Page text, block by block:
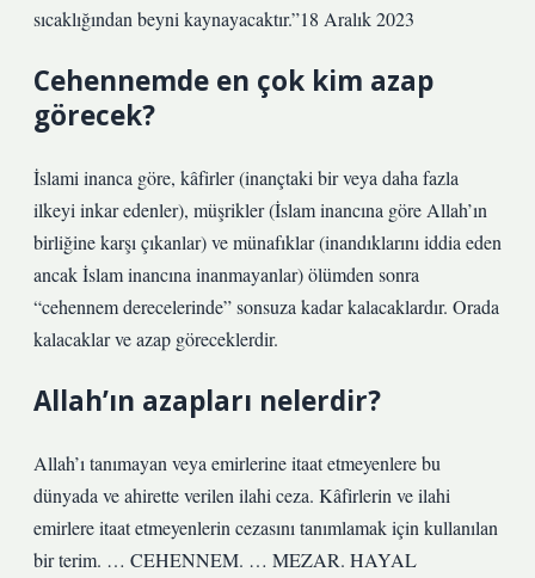
sıcaklığından beyni kaynayacaktır.”18 Aralık 2023
Cehennemde en çok kim azap
görecek?
İslami inanca göre, kâfirler (inançtaki bir veya daha fazla
ilkeyi inkar edenler), müşrikler (İslam inancına göre Allah’ın
birliğine karşı çıkanlar) ve münafıklar (inandıklarını iddia eden
ancak İslam inancına inanmayanlar) ölümden sonra
“cehennem derecelerinde” sonsuza kadar kalacaklardır. Orada
kalacaklar ve azap göreceklerdir.
Allah’ın azapları nelerdir?
Allah’ı tanımayan veya emirlerine itaat etmeyenlere bu
dünyada ve ahirette verilen ilahi ceza. Kâfirlerin ve ilahi
emirlere itaat etmeyenlerin cezasını tanımlamak için kullanılan
bir terim. … CEHENNEM. … MEZAR. HAYAL